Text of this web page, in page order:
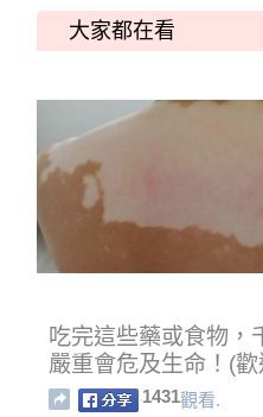
大家都在看
吃完這些藥或食物，
嚴重會危及生命！(
1431觀看.